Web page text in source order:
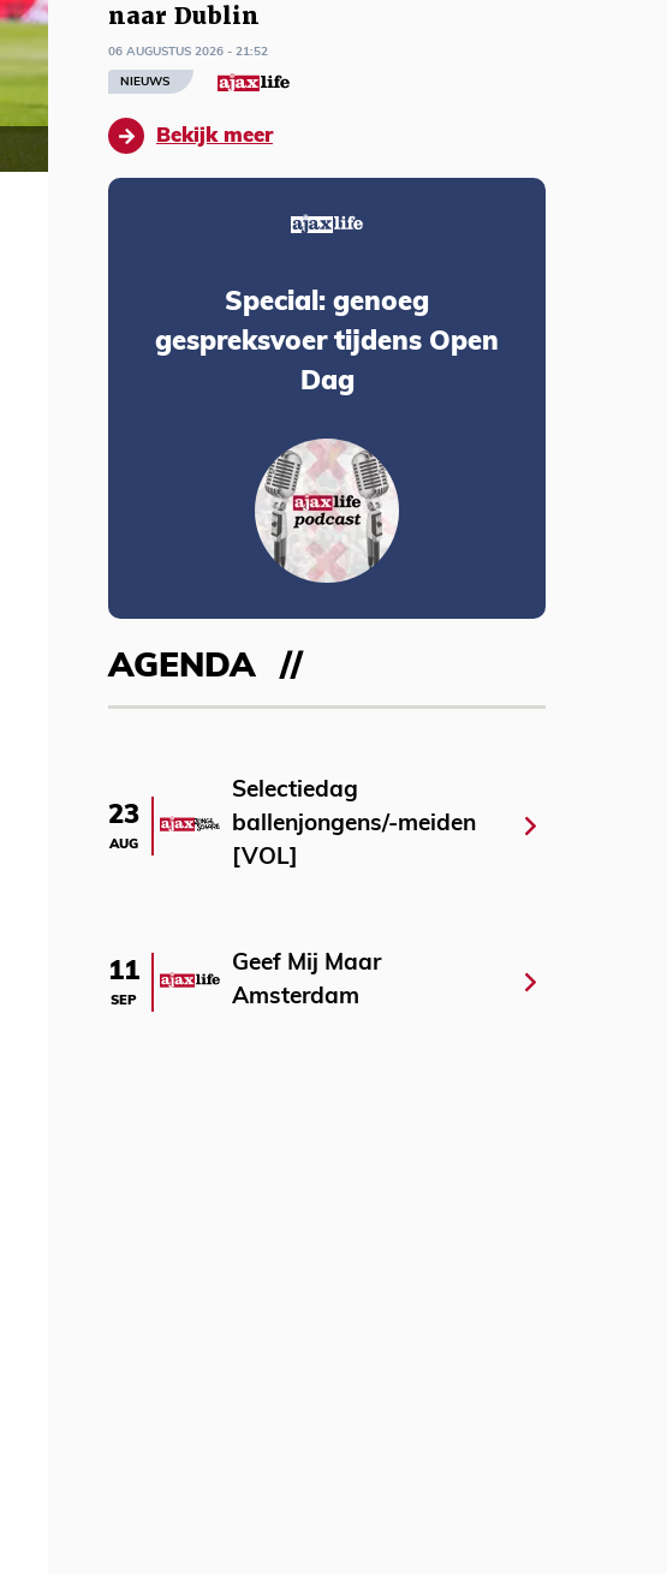
naar Dublin
06 AUGUSTUS 2026 - 21:52
NIEUWS
Bekijk meer
Special: genoeg
gespreksvoer tijdens Open
Dag
AGENDA
23
AUG
Selectiedag
ballenjongens/-meiden
[VOL]
11
SEP
Geef Mij Maar
Amsterdam